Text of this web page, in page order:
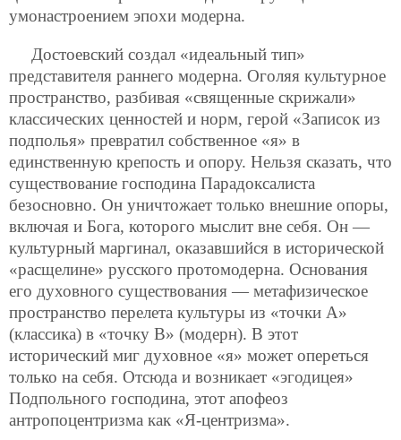
умонастроением эпохи модерна.
Достоевский создал «идеальный тип»
представителя раннего модерна. Оголяя культурное
пространство, разбивая «священные скрижали»
классических ценностей и норм, герой «Записок из
подполья» превратил собственное «я» в
единственную крепость и опору. Нельзя сказать, что
существование господина Парадоксалиста
безосновно. Он уничтожает только внешние опоры,
включая и Бога, которого мыслит вне себя. Он —
культурный маргинал, оказавшийся в исторической
«расщелине» русского протомодерна. Основания
его духовного существования — метафизическое
пространство перелета культуры из «точки А»
(классика) в «точку В» (модерн). В этот
исторический миг духовное «я» может опереться
только на себя. Отсюда и возникает «эгодицея»
Подпольного господина, этот апофеоз
антропоцентризма как «Я-центризма».